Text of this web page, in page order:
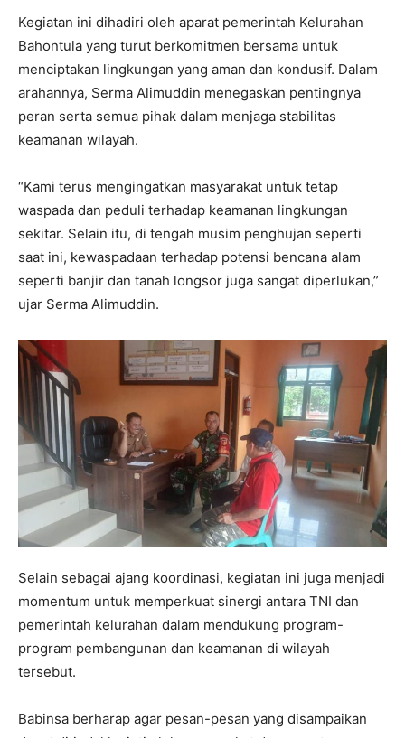
Kegiatan ini dihadiri oleh aparat pemerintah Kelurahan
Bahontula yang turut berkomitmen bersama untuk
menciptakan lingkungan yang aman dan kondusif. Dalam
arahannya, Serma Alimuddin menegaskan pentingnya
peran serta semua pihak dalam menjaga stabilitas
keamanan wilayah.
“Kami terus mengingatkan masyarakat untuk tetap
waspada dan peduli terhadap keamanan lingkungan
sekitar. Selain itu, di tengah musim penghujan seperti
saat ini, kewaspadaan terhadap potensi bencana alam
seperti banjir dan tanah longsor juga sangat diperlukan,”
ujar Serma Alimuddin.
Selain sebagai ajang koordinasi, kegiatan ini juga menjadi
momentum untuk memperkuat sinergi antara TNI dan
pemerintah kelurahan dalam mendukung program-
program pembangunan dan keamanan di wilayah
tersebut.
Babinsa berharap agar pesan-pesan yang disampaikan